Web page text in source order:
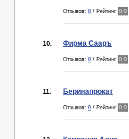
Отзывов: 0 / Рейтинг 0.0
10. Фирма Сааръ
Отзывов: 0 / Рейтинг 0.0
11. Беринапрокат
Отзывов: 0 / Рейтинг 0.0